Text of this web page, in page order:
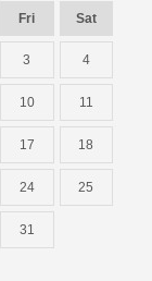
Fri Sat
3 4
10 11
17 18
24 25
31